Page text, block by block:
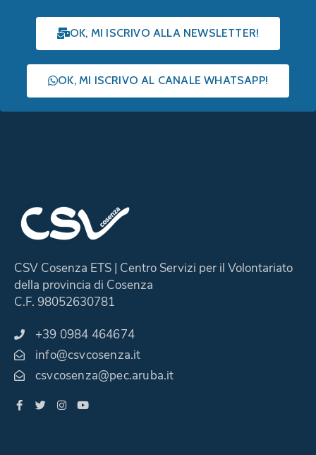
OK, MI ISCRIVO ALLA NEWSLETTER!
OK, MI ISCRIVO AL CANALE WHATSAPP!
CSV Cosenza ETS | Centro Servizi per il Volontariato
della provincia di Cosenza
C.F. 98052630781
+39 0984 464674
info@csvcosenza.it
csvcosenza@pec.aruba.it